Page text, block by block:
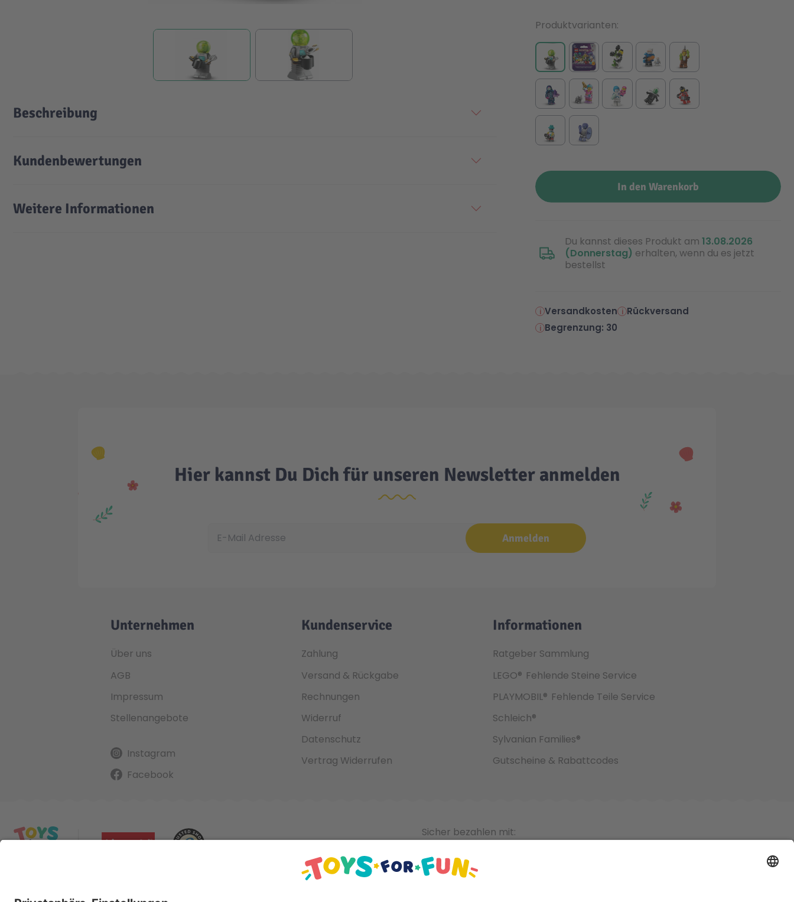
In den Warenkorb
Du kannst dieses Produkt am 13.08.2026
(Donnerstag) erhalten, wenn du es jetzt
bestellst
Produktvarianten
Versandkosten
Rückversand
Begrenzung: 30
Beschreibung
Kundenbewertungen
Weitere Informationen
Hier kannst Du Dich für unseren Newsletter anmelden
Anmelden
Unternehmen
Über uns
AGB
Impressum
Stellenangebote
Instagram
Facebook
Kundenservice
Zahlung
Versand & Rückgabe
Rechnungen
Widerruf
Datenschutz
Vertrag Widerrufen
Informationen
Ratgeber Sammlung
LEGO® Fehlende Steine Service
PLAYMOBIL® Fehlende Teile Service
Schleich®
Sylvanian Families®
Gutscheine & Rabattcodes
Sicher bezahlen mit: